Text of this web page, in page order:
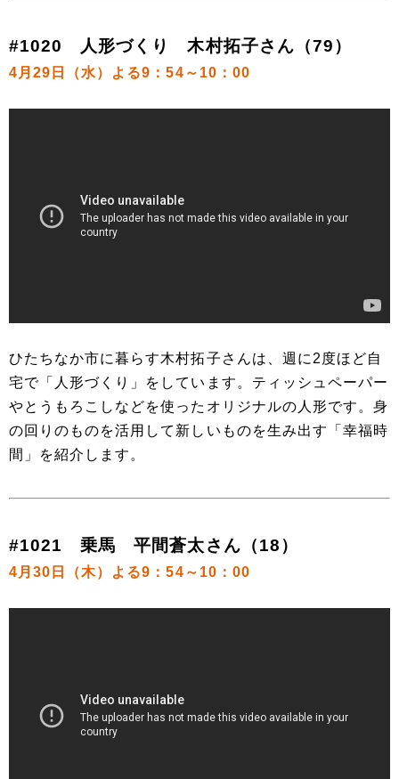
#1020 人形づくり 木村拓子さん（79）
4月29日（水）よる9：54～10：00
ひたちなか市に暮らす木村拓子さんは、週に2度ほど自
宅で「人形づくり」をしています。ティッシュペーパー
やとうもろこしなどを使ったオリジナルの人形です。身
の回りのものを活用して新しいものを生み出す「幸福時
間」を紹介します。
#1021 乗馬 平間蒼太さん（18）
4月30日（木）よる9：54～10：00